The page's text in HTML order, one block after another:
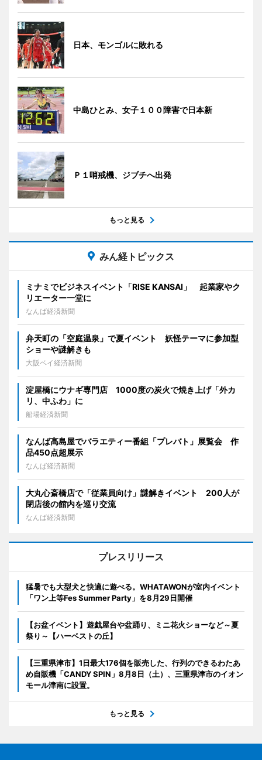
日本、モンゴルに敗れる
中島ひとみ、女子１００障害で日本新
Ｐ１哨戒機、ジブチへ出発
もっと見る
みん経トピックス
ミナミでビジネスイベント「RISE KANSAI」 起業家やク
リエーター一堂に
なんば経済新聞
弁天町の「空庭温泉」で夏イベント 妖怪テーマに参加型
ショーや謎解きも
大阪ベイ経済新聞
淀屋橋にウナギ専門店 1000度の炭火で焼き上げ「外カ
リ、中ふわ」に
船場経済新聞
なんば高島屋でバラエティー番組「プレバト」展覧会 作
品450点超展示
なんば経済新聞
大丸心斎橋店で「従業員向け」謎解きイベント 200人が
閉店後の館内を巡り交流
なんば経済新聞
プレスリリース
猛暑でも大型犬と快適に遊べる。WHATAWONが室内イベント
「ワン上等Fes Summer Party」を8月29日開催
【お盆イベント】遊戯屋台や盆踊り、ミニ花火ショーなど～夏
祭り～【ハーベストの丘】
【三重県津市】1日最大176個を販売した、行列のできるわたあ
め自販機「CANDY SPIN」8月8日（土）、三重県津市のイオン
モール津南に設置。
もっと見る